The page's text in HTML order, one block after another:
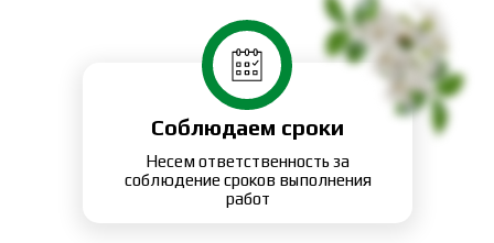
Соблюдаем сроки
Несем ответственность за
соблюдение сроков выполнения
работ